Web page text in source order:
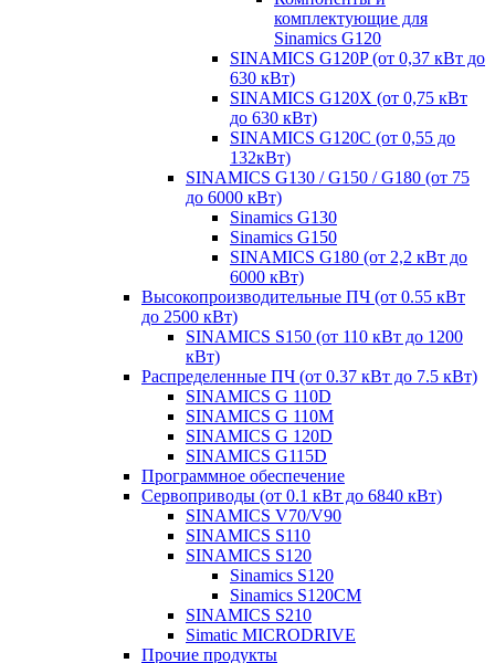
комплектующие для
Sinamics G120
SINAMICS G120P (от 0,37 кВт до
630 кВт)
SINAMICS G120X (от 0,75 кВт
до 630 кВт)
SINAMICS G120C (от 0,55 до
132кВт)
SINAMICS G130 / G150 / G180 (от 75
до 6000 кВт)
Sinamics G130
Sinamics G150
SINAMICS G180 (от 2,2 кВт до
6000 кВт)
Высокопроизводительные ПЧ (от 0.55 кВт
до 2500 кВт)
SINAMICS S150 (от 110 кВт до 1200
кВт)
Распределенные ПЧ (от 0.37 кВт до 7.5 кВт)
SINAMICS G 110D
SINAMICS G 110M
SINAMICS G 120D
SINAMICS G115D
Программное обеспечение
Сервоприводы (от 0.1 кВт до 6840 кВт)
SINAMICS V70/V90
SINAMICS S110
SINAMICS S120
Sinamics S120
Sinamics S120CM
SINAMICS S210
Simatic MICRODRIVE
Прочие продукты